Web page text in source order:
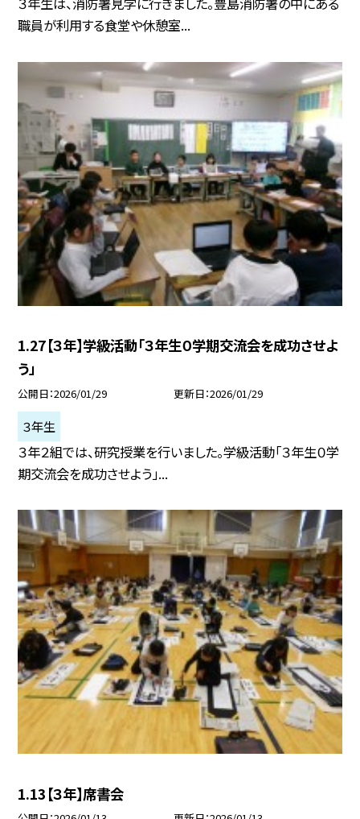
職員が利用する食堂や休憩室...
1.27【３年】学級活動「３年生０学期交流会を成功させよ
う」
公開日 2026/01/29 更新日 2026/01/29
３年生
３年２組では、研究授業を行いました。学級活動「３年生０学
期交流会を成功させよう」...
1.13【３年】席書会